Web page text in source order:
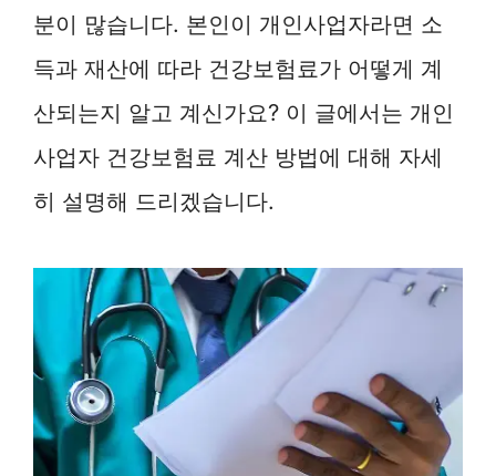
분이 많습니다. 본인이 개인사업자라면 소
득과 재산에 따라 건강보험료가 어떻게 계
산되는지 알고 계신가요? 이 글에서는 개인
사업자 건강보험료 계산 방법에 대해 자세
히 설명해 드리겠습니다.